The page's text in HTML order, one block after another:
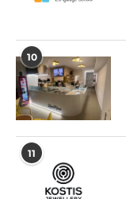
10
11